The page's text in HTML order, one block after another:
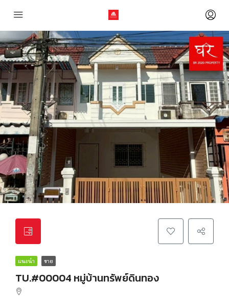
แนะนำ ขาย
TU.#00004 หมู่บ้านทรัพย์ดินทอง